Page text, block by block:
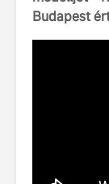
Budapest